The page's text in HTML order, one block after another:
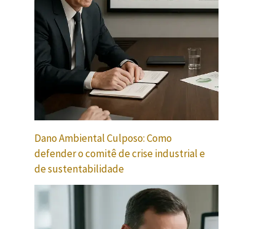
Dano Ambiental Culposo: Como
defender o comitê de crise industrial e
de sustentabilidade